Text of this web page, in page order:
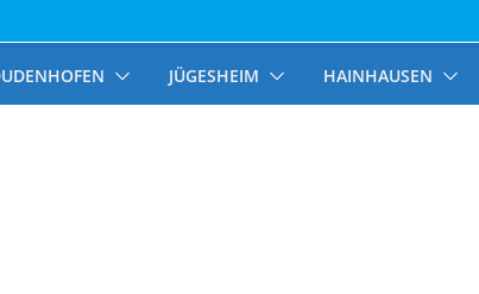
JÜGESHEIM HAINHAUSEN